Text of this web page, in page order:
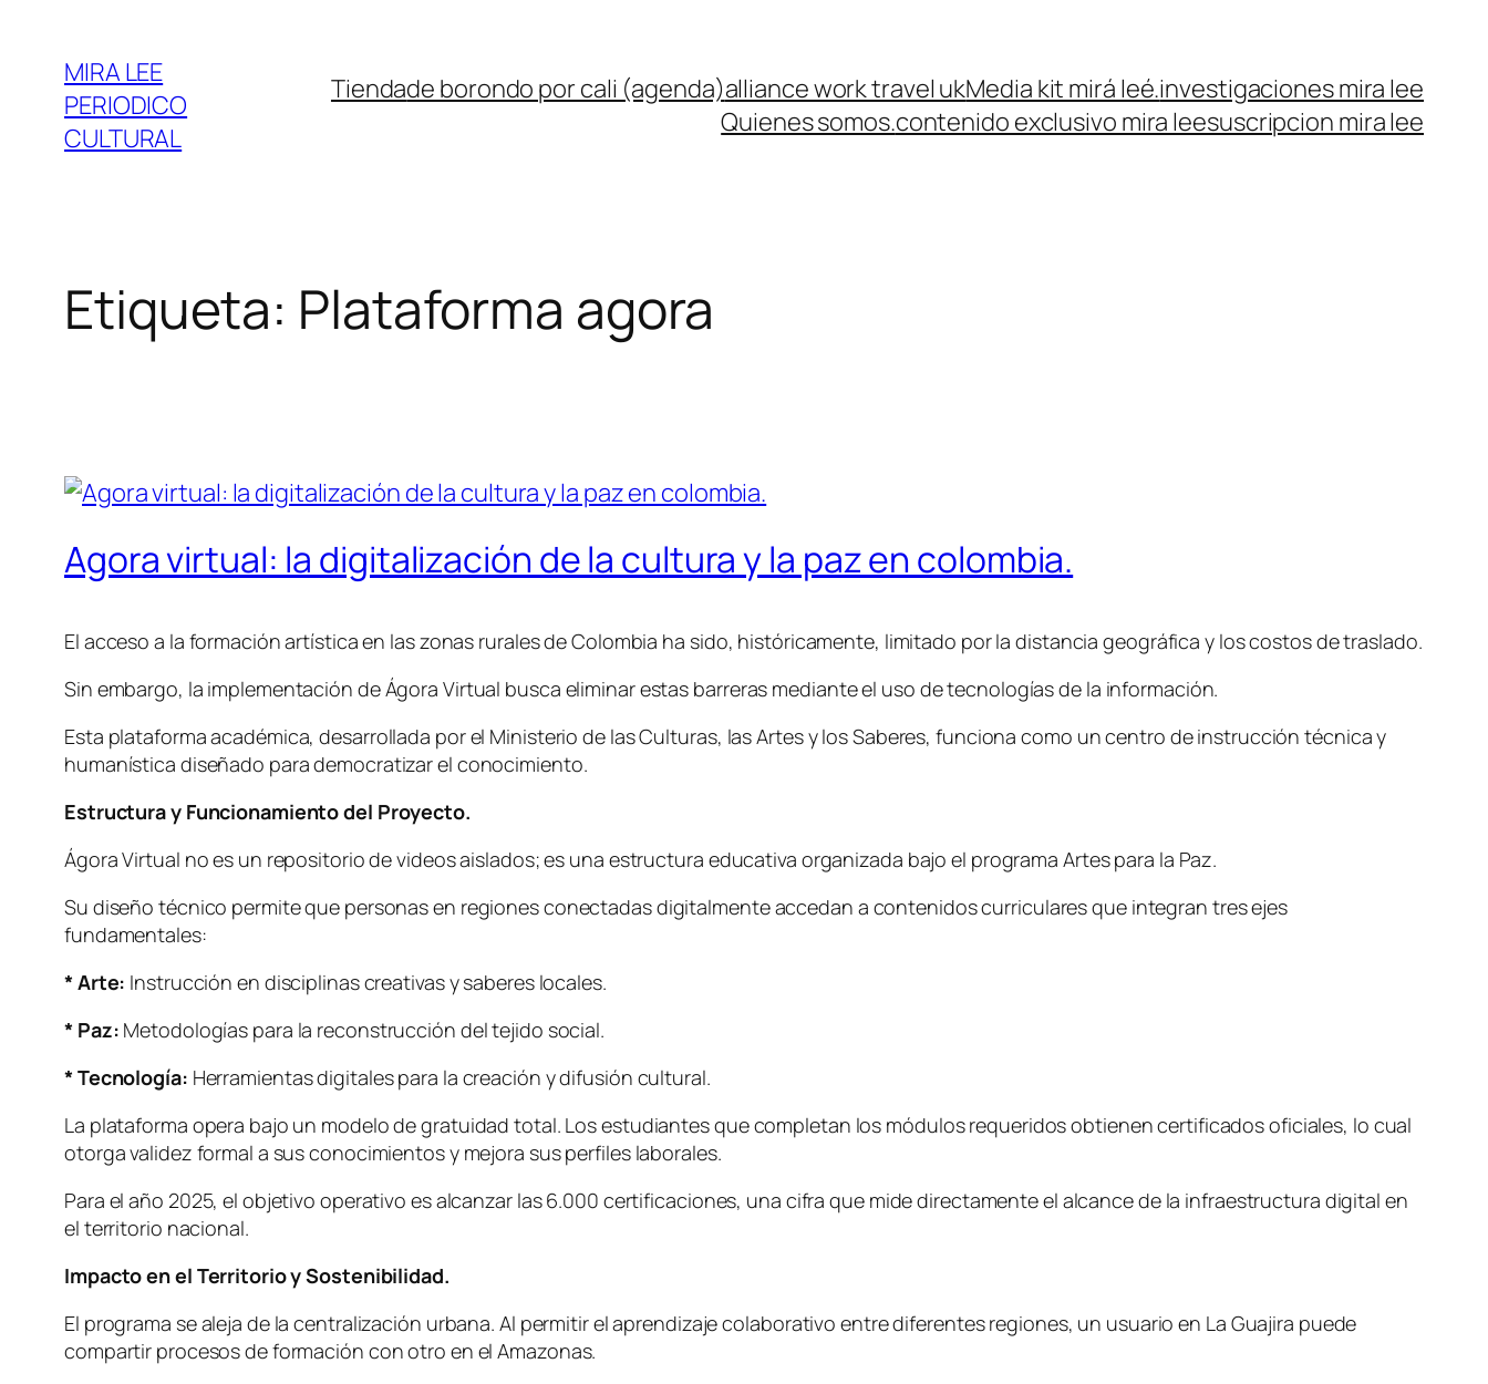
contenido
MIRA LEE
PERIODICO
CULTURAL
Tiendade borondo por cali (agenda)alliance work travel ukMedia kit mirá leé.investigaciones mira lee
Quienes somos.contenido exclusivo mira leesuscripcion mira lee
Etiqueta: Plataforma agora
Agora virtual: la digitalización de la cultura y la paz en colombia.
El acceso a la formación artística en las zonas rurales de Colombia ha sido, históricamente, limitado por la distancia geográfica y los costos de traslado.
Sin embargo, la implementación de Ágora Virtual busca eliminar estas barreras mediante el uso de tecnologías de la información.
Esta plataforma académica, desarrollada por el Ministerio de las Culturas, las Artes y los Saberes, funciona como un centro de instrucción técnica y
humanística diseñado para democratizar el conocimiento.
Estructura y Funcionamiento del Proyecto.
Ágora Virtual no es un repositorio de videos aislados; es una estructura educativa organizada bajo el programa Artes para la Paz.
Su diseño técnico permite que personas en regiones conectadas digitalmente accedan a contenidos curriculares que integran tres ejes
fundamentales:
* Arte: Instrucción en disciplinas creativas y saberes locales.
* Paz: Metodologías para la reconstrucción del tejido social.
* Tecnología: Herramientas digitales para la creación y difusión cultural.
La plataforma opera bajo un modelo de gratuidad total. Los estudiantes que completan los módulos requeridos obtienen certificados oficiales, lo cual
otorga validez formal a sus conocimientos y mejora sus perfiles laborales.
Para el año 2025, el objetivo operativo es alcanzar las 6.000 certificaciones, una cifra que mide directamente el alcance de la infraestructura digital en
el territorio nacional.
Impacto en el Territorio y Sostenibilidad.
El programa se aleja de la centralización urbana. Al permitir el aprendizaje colaborativo entre diferentes regiones, un usuario en La Guajira puede
compartir procesos de formación con otro en el Amazonas.